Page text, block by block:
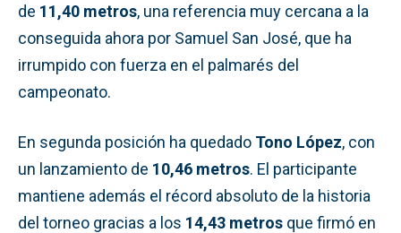
de 11,40 metros, una referencia muy cercana a la
conseguida ahora por Samuel San José, que ha
irrumpido con fuerza en el palmarés del
campeonato.
En segunda posición ha quedado Tono López, con
un lanzamiento de 10,46 metros. El participante
mantiene además el récord absoluto de la historia
del torneo gracias a los 14,43 metros que firmó en